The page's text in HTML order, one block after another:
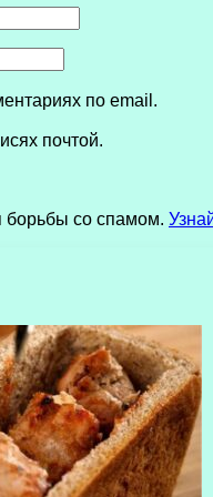
по email.
почтой.
борьбы со спамом.